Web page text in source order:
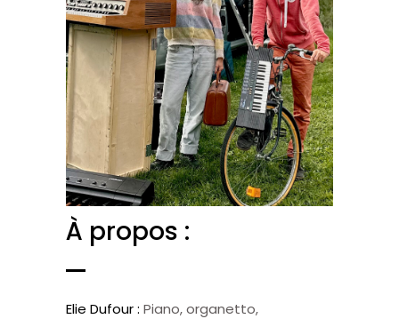
À propos :
Elie Dufour : Piano, organetto,